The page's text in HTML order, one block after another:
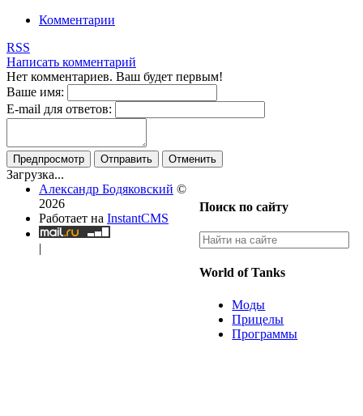
Комментарии
RSS
Написать комментарий
Нет комментариев. Ваш будет первым!
Ваше имя:
E-mail для ответов:
Предпросмотр Отправить Отменить
Загрузка...
Поиск по сайту
World of Tanks
Моды
Прицелы
Программы
Александр Бодяковский ©
2026
Работает на InstantCMS
|